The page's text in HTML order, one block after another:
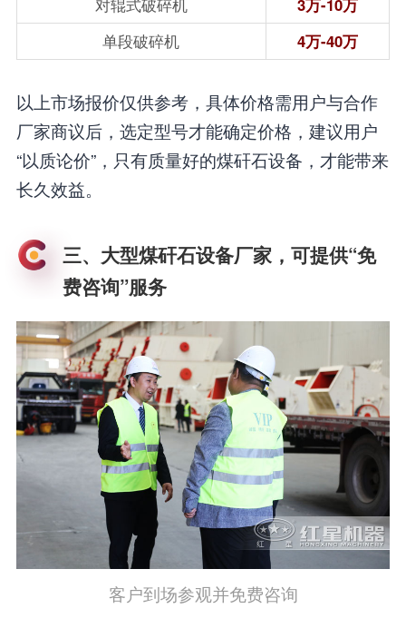
对辊式破碎机
3万-10万
单段破碎机
4万-40万
以上市场报价仅供参考，具体价格需用户与合作
厂家商议后，选定型号才能确定价格，建议用户
“以质论价”，只有质量好的煤矸石设备，才能带来
长久效益。
三、大型煤矸石设备厂家，可提供“免
费咨询”服务
客户到场参观并免费咨询